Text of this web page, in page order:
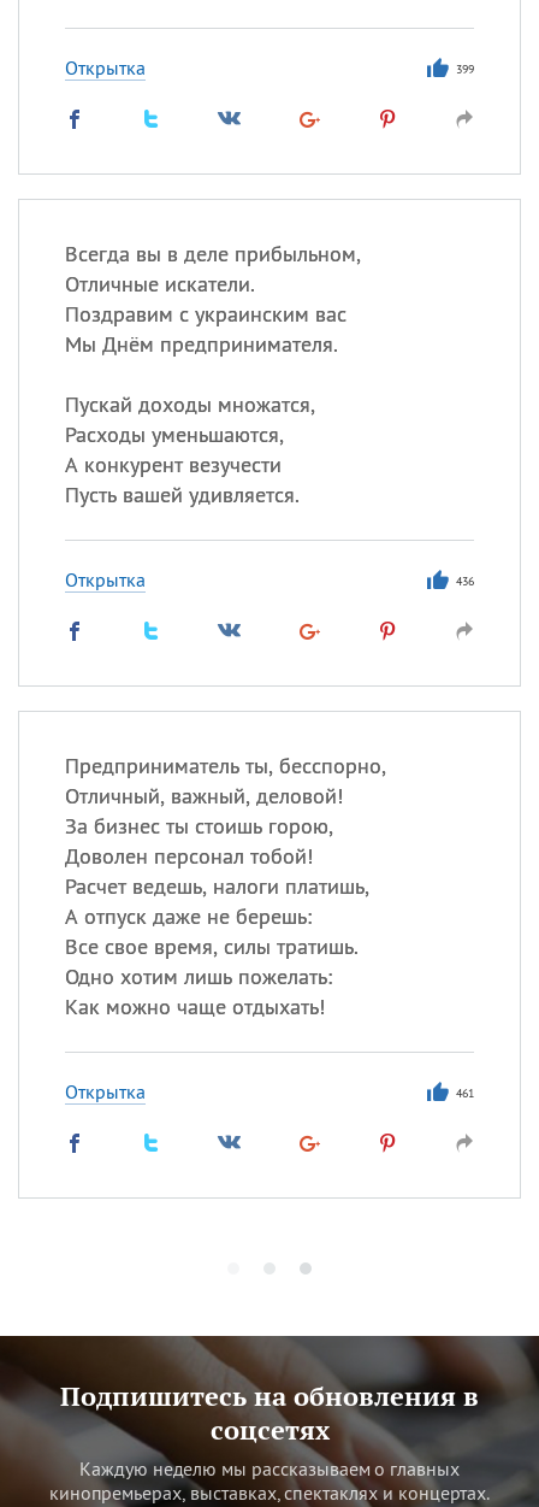
Открытка 399
Всегда вы в деле прибыльном,
Отличные искатели.
Поздравим с украинским вас
Мы Днём предпринимателя.
Пускай доходы множатся,
Расходы уменьшаются,
А конкурент везучести
Пусть вашей удивляется.
Открытка 436
Предприниматель ты, бесспорно,
Отличный, важный, деловой!
За бизнес ты стоишь горою,
Доволен персонал тобой!
Расчет ведешь, налоги платишь,
А отпуск даже не берешь:
Все свое время, силы тратишь.
Одно хотим лишь пожелать:
Как можно чаще отдыхать!
Открытка 461
Подпишитесь на обновления в
соцсетях
Каждую неделю мы рассказываем о главных
кинопремьерах, выставках, спектаклях и концертах.